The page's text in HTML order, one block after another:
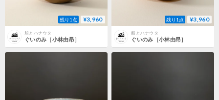
残り1点 ¥3,960
船とハナウタ
ぐいのみ［小林由昂］
残り1点 ¥3,960
船とハナウタ
ぐいのみ［小林由昂］